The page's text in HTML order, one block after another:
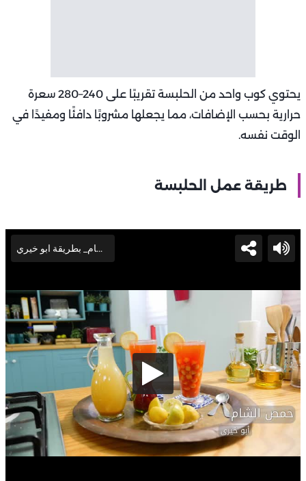
يحتوي كوب واحد من الحلبسة تقريبًا على 240–280 سعرة
حرارية بحسب الإضافات، مما يجعلها مشروبًا دافئًا ومفيدًا في
الوقت نفسه.
طريقة عمل الحلبسة